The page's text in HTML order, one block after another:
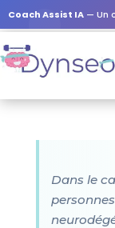
Coach Assist IA — Un
Dans le